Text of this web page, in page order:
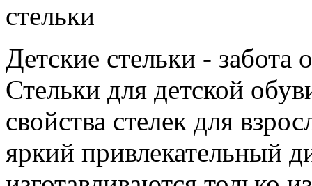
Детские стельки -
Стельки для детской
свойства стелек для
яркий привлекательный